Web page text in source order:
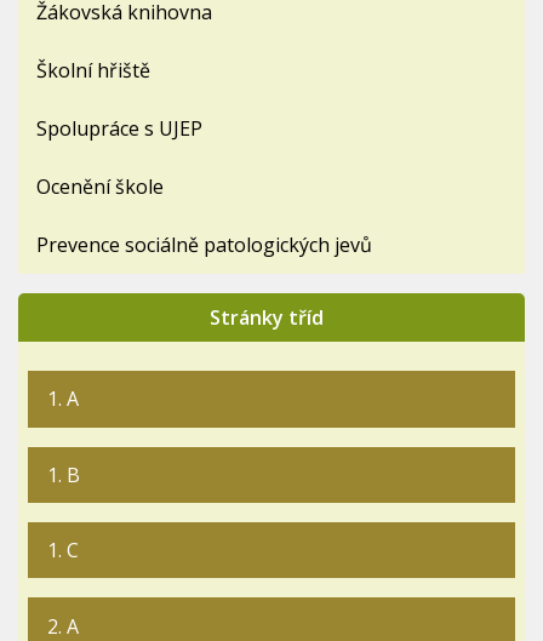
Žákovská knihovna
Školní hřiště
Spolupráce s UJEP
Ocenění škole
Prevence sociálně patologických jevů
Stránky tříd
1. A
1. B
1. C
2. A